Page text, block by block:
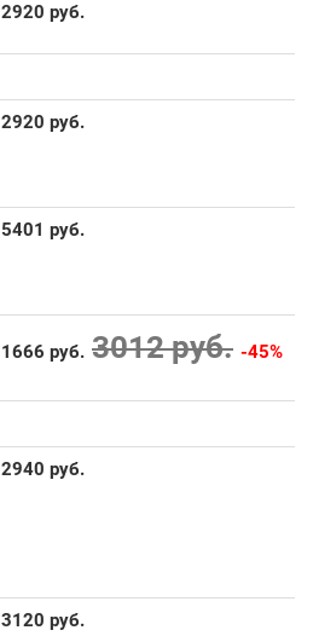
2920 руб.
2920 руб.
5401 руб.
1666 руб. 3012 руб. -45%
2940 руб.
3120 руб.